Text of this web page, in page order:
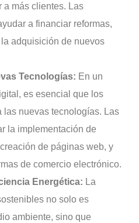
a más clientes. Las
a financiar reformas,
adquisición de nuevos
Tecnologías: En un
es esencial que los
las nuevas tecnologías. Las
la implementación de
de páginas web, y
de comercio electrónico.
Energética: La
no solo es
ambiente, sino que